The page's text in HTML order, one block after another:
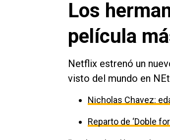
Los
película
Netflix estrenó un
visto del mundo en
Nicholas Chavez:
Reparto de ‘Doble